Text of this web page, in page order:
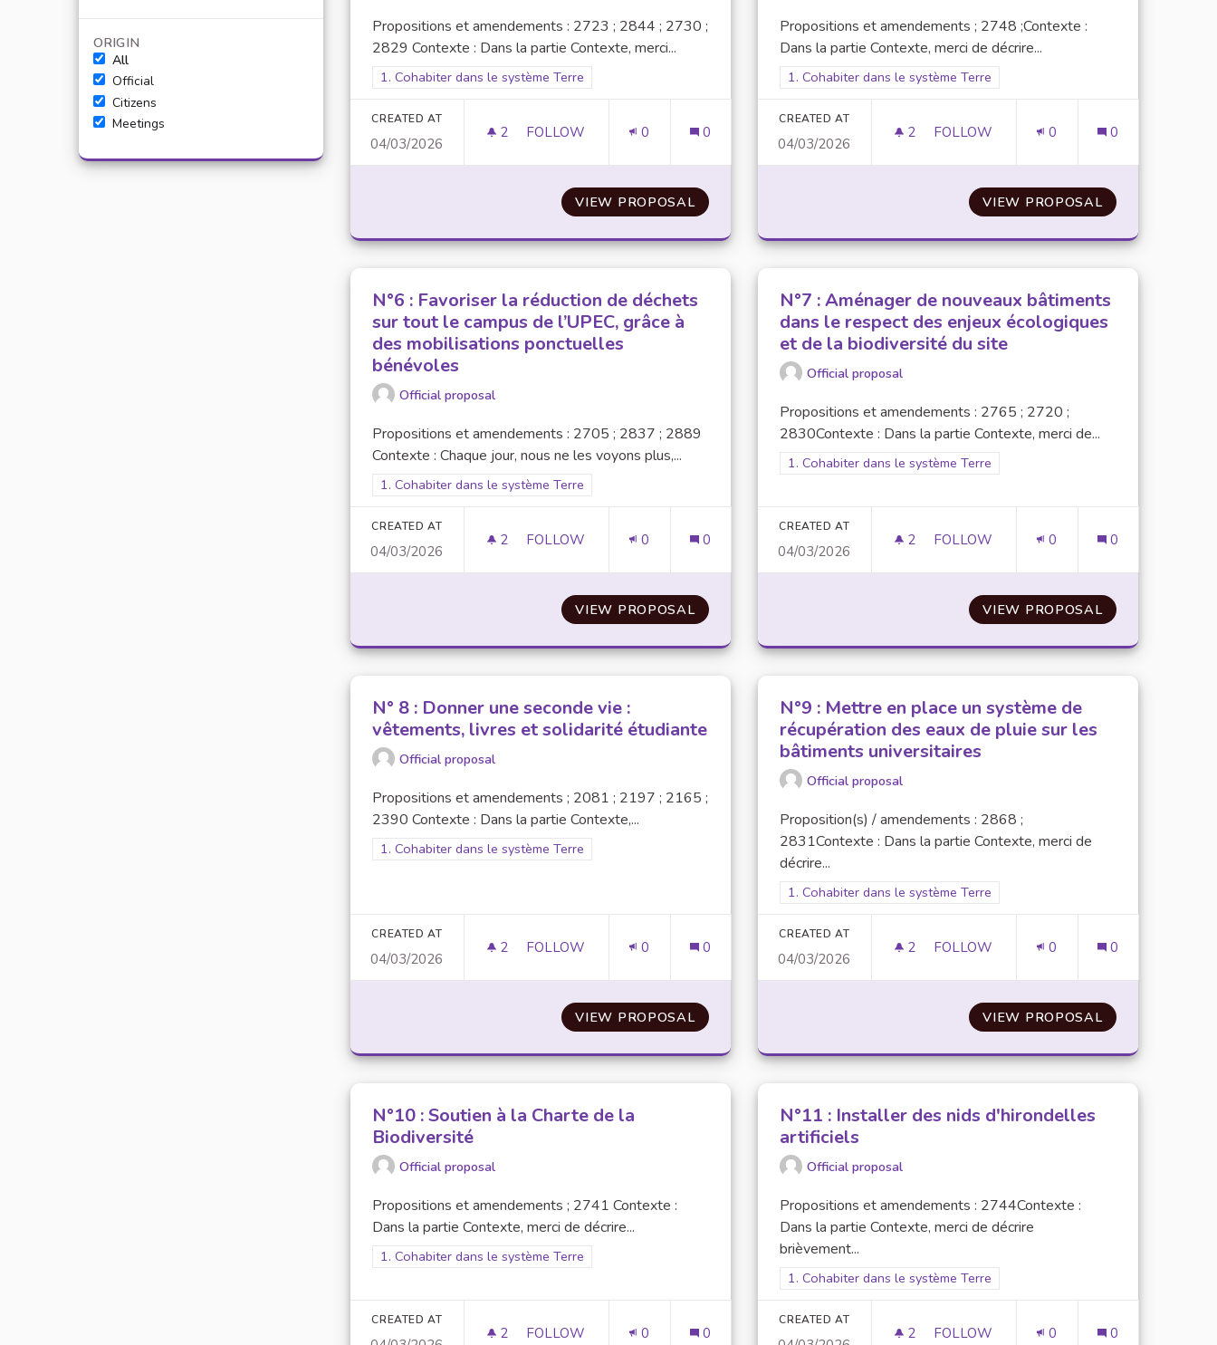
ORIGIN
All
Official
Citizens
Meetings
Propositions et amendements : 2723 ; 2844 ; 2730 ;
2829 Contexte : Dans la partie Contexte, merci...
Filter results for scope: 1. Cohabiter dans le système Terre
1. Cohabiter dans le système Terre
CREATED AT
04/03/2026
2 2 FOLLOWERS
FOLLOW
N°4 : FORMER POUR MIEUX AGIR : UNE ÉCOLE TOURNÉE VERS L'ENVIRONNEMENT ET LA
0 0
VIEW PROPOSALN°4 : FORMER POUR MIEUX AGIR : UNE ÉCOLE TOURNÉE VERS
Propositions et amendements ; 2748 ;Contexte :
Dans la partie Contexte, merci de décrire...
Filter results for scope: 1. Cohabiter dans le système Terre
1. Cohabiter dans le système Terre
CREATED AT
04/03/2026
2 2 FOLLOWERS
FOLLOW 0 0
VIEW PROPOSALN°5 : CRÉER
N°6 : Favoriser la réduction de déchets
sur tout le campus de l’UPEC, grâce à
des mobilisations ponctuelles
bénévoles
Official proposal
Propositions et amendements : 2705 ; 2837 ; 2889
Contexte : Chaque jour, nous ne les voyons plus,...
Filter results for scope: 1. Cohabiter dans le système Terre
1. Cohabiter dans le système Terre
CREATED AT
04/03/2026
2 2 FOLLOWERS
FOLLOW
N°6 : FAVORISER LA RÉDUCTION DE DÉCHETS SUR TOUT LE CAMPUS DE L’UPEC, GRÂCE À DES
0 0
VIEW PROPOSALN°6 : FAVORISER LA RÉDUCTION DE DÉCHETS SUR TOUT LE CAMPUS DE
N°7 : Aménager de nouveaux bâtiments
dans le respect des enjeux écologiques
et de la biodiversité du site
Official proposal
Propositions et amendements : 2765 ; 2720 ;
2830Contexte : Dans la partie Contexte, merci de...
Filter results for scope: 1. Cohabiter dans le système Terre
1. Cohabiter dans le système Terre
CREATED AT
04/03/2026
2 2 FOLLOWERS
FOLLOW 0 0
VIEW PROPOSALN°7 :
N° 8 : Donner une seconde vie :
vêtements, livres et solidarité étudiante
Official proposal
Propositions et amendements ; 2081 ; 2197 ; 2165 ;
2390 Contexte : Dans la partie Contexte,...
Filter results for scope: 1. Cohabiter dans le système Terre
1. Cohabiter dans le système Terre
CREATED AT
04/03/2026
2 2 FOLLOWERS
FOLLOW
N° 8 : DONNER UNE SECONDE VIE : VÊTEMENTS, LIVRES ET SOLIDARITÉ ÉTUDIANTE
0 0
VIEW PROPOSALN° 8 : DONNER UNE SECONDE VIE : VÊTEMENTS, LIVRES ET SOLIDARITÉ
N°9 : Mettre en place un système de
récupération des eaux de pluie sur les
bâtiments universitaires
Official proposal
Proposition(s) / amendements : 2868 ;
2831Contexte : Dans la partie Contexte, merci de
décrire...
Filter results for scope: 1. Cohabiter dans le système Terre
1. Cohabiter dans le système Terre
CREATED AT
04/03/2026
2 2 FOLLOWERS
FOLLOW 0 0
VIEW PROPOSALN°9 : METTRE
N°10 : Soutien à la Charte de la
Biodiversité
Official proposal
Propositions et amendements ; 2741 Contexte :
Dans la partie Contexte, merci de décrire...
Filter results for scope: 1. Cohabiter dans le système Terre
1. Cohabiter dans le système Terre
CREATED AT
2 2 FOLLOWERS
FOLLOW 0 0
N°11 : Installer des nids d'hirondelles
artificiels
Official proposal
Propositions et amendements : 2744Contexte :
Dans la partie Contexte, merci de décrire
brièvement...
Filter results for scope: 1. Cohabiter dans le système Terre
1. Cohabiter dans le système Terre
CREATED AT
2 2 FOLLOWERS
FOLLOW 0 0